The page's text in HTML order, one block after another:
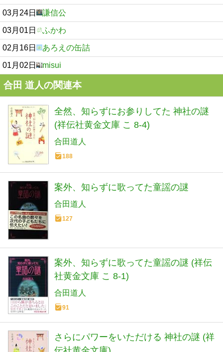
03月24日 謙信公
03月01日 ふかわ
02月16日 あろえの缶詰
01月02日 misui
合田 道人の関連本
全然、知らずにお参りしてた 神社の謎
(祥伝社黄金文庫 こ 8-4)
合田道人
188
案外、知らずに歌ってた童謡の謎
合田道人
127
案外、知らずに歌ってた童謡の謎 (祥伝
社黄金文庫 こ 8-1)
合田道人
91
さらにパワーをいただける 神社の謎 (祥